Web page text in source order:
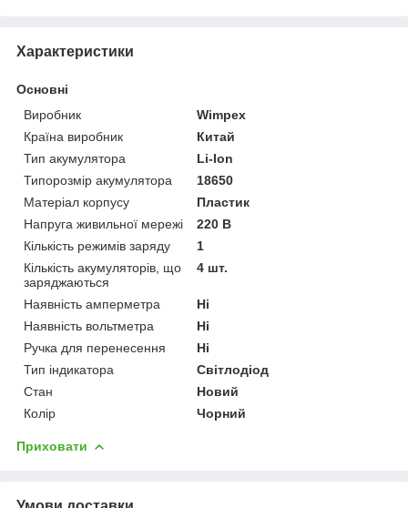
Характеристики
Основні
Виробник
Wimpex
Країна виробник
Китай
Тип акумулятора
Li-Ion
Типорозмір акумулятора
18650
Матеріал корпусу
Пластик
Напруга живильної мережі
220 В
Кількість режимів заряду
1
Кількість акумуляторів, що
заряджаються
4 шт.
Наявність амперметра
Ні
Наявність вольтметра
Ні
Ручка для перенесення
Ні
Тип індикатора
Світлодіод
Стан
Новий
Колір
Чорний
Приховати